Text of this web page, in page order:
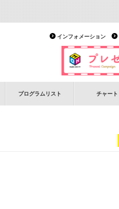
インフォメーション
プログラムリスト チャート